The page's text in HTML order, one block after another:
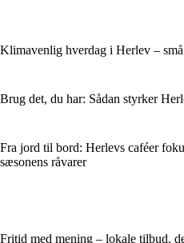
Klimavenlig hverdag i Herlev –
Brug det, du har: Sådan styrker
Fra jord til bord: Herlevs caféer
sæsonens råvarer
Fritid med mening – lokale tilbud,